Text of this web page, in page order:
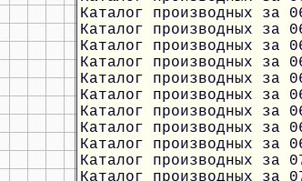
Каталог производных за
Каталог производных за
Каталог производных за
Каталог производных за
Каталог производных за
Каталог производных за
Каталог производных за
Каталог производных за
Каталог производных за
Каталог производных за
Каталог производных за